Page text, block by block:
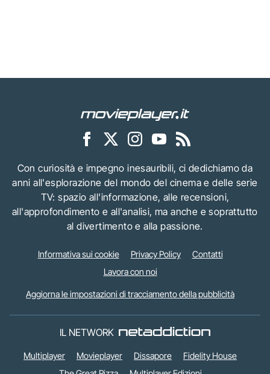
Con curiosità e impegno inesauribili, ci dedichiamo da
anni all'esplorazione del mondo del cinema e delle serie
TV: spazio all'informazione, alle recensioni,
all'approfondimento e all'analisi, ma anche e soprattutto
al divertimento e alla passione.
Informativa sui cookie Privacy Policy
Contatti
Lavora con noi
Aggiorna le impostazioni di tracciamento della pubblicità
IL NETWORK
Multiplayer Movieplayer Dissapore
Fidelity House